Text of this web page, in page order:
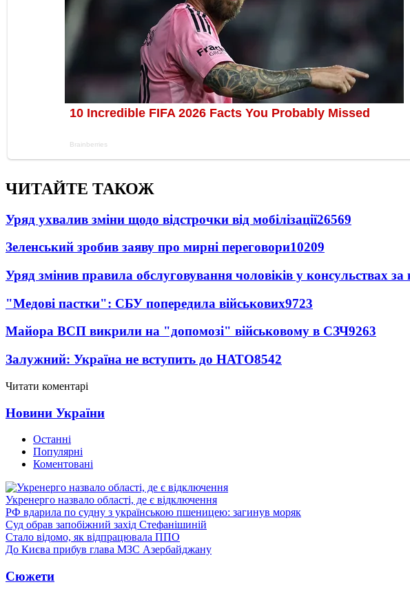
ЧИТАЙТЕ ТАКОЖ
Уряд ухвалив зміни щодо відстрочки від мобілізації26569
Зеленський зробив заяву про мирні переговори10209
Уряд змінив правила обслуговування чоловіків у консульствах
"Медові пастки": СБУ попередила військових9723
Майора ВСП викрили на "допомозі" військовому в СЗЧ9263
Залужний: Україна не вступить до НАТО8542
Читати коментарі
Новини України
Останні
Популярні
Коментовані
Укренерго назвало області, де є відключення
РФ вдарила по судну з українською пшеницею: загинув моряк
Суд обрав запобіжний захід Стефанішиній
Стало відомо, як відпрацювала ППО
До Києва прибув глава МЗС Азербайджану
Сюжети